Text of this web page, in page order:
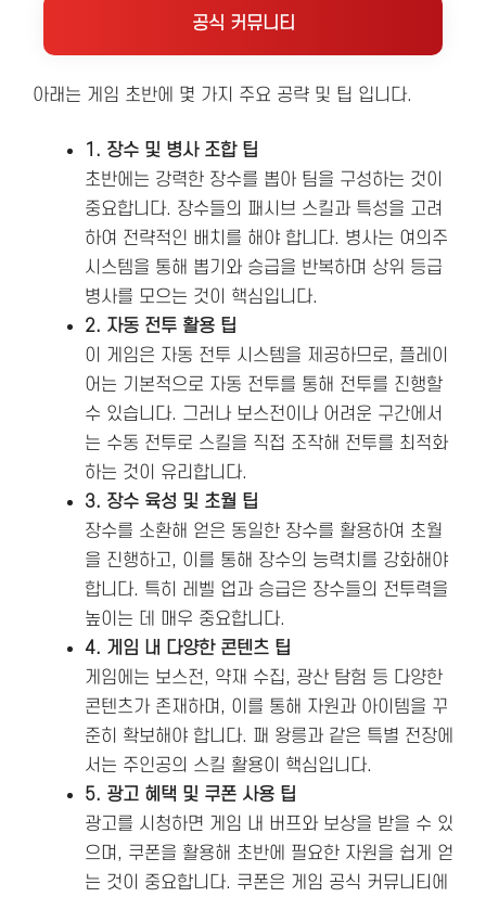
공식 커뮤니티
아래는 게임 초반에 몇 가지 주요 공략 및 팁 입니다.
1. 장수 및 병사 조합 팁
초반에는 강력한 장수를 뽑아 팀을 구성하는 것이
중요합니다. 장수들의 패시브 스킬과 특성을 고려
하여 전략적인 배치를 해야 합니다​. 병사는 여의주
시스템을 통해 뽑기와 승급을 반복하며 상위 등급
병사를 모으는 것이 핵심입니다.
2. 자동 전투 활용 팁
이 게임은 자동 전투 시스템을 제공하므로, 플레이
어는 기본적으로 자동 전투를 통해 전투를 진행할
수 있습니다. 그러나 보스전이나 어려운 구간에서
는 수동 전투로 스킬을 직접 조작해 전투를 최적화
하는 것이 유리합니다.
3. 장수 육성 및 초월 팁
장수를 소환해 얻은 동일한 장수를 활용하여 초월
을 진행하고, 이를 통해 장수의 능력치를 강화해야
합니다. 특히 레벨 업과 승급은 장수들의 전투력을
높이는 데 매우 중요합니다.
4. 게임 내 다양한 콘텐츠 팁
게임에는 보스전, 약재 수집, 광산 탐험 등 다양한
콘텐츠가 존재하며, 이를 통해 자원과 아이템을 꾸
준히 확보해야 합니다. 패 왕릉과 같은 특별 전장에
서는 주인공의 스킬 활용이 핵심입니다.
5. 광고 혜택 및 쿠폰 사용 팁
광고를 시청하면 게임 내 버프와 보상을 받을 수 있
으며, 쿠폰을 활용해 초반에 필요한 자원을 쉽게 얻
는 것이 중요합니다. 쿠폰은 게임 공식 커뮤니티에